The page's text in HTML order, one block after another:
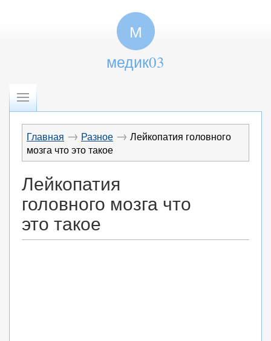
М
медик03
Главная → Разное → Лейкопатия головного
мозга что это такое
Лейкопатия
головного мозга что
это такое